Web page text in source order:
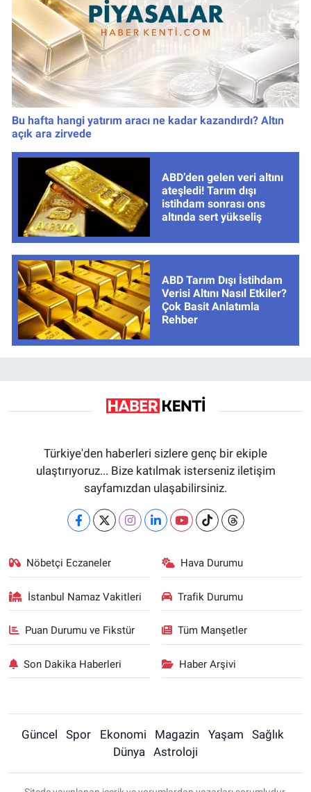
Bu hafta hangi yatırım aracı ne kadar kazandırdı? Altın
açık ara zirvede
ABD’den gelen veri altını
ateşledi! Tarım dışı
istihdam sonrası ons
altında sert yükseliş
ABD Tarım Dışı İstihdam
Verisi Altını Nasıl Etkiler?
Çok Basit Anlatımla
Rehber
Türkiye'den haberleri sizlere genç bir ekiple
ulaştırıyoruz... Bize katılmak isterseniz iletişim
sayfamızdan ulaşabilirsiniz.
Nöbetçi Eczaneler Hava Durumu
İstanbul Namaz Vakitleri Trafik Durumu
Puan Durumu ve Fikstür Tüm Manşetler
Son Dakika Haberleri Haber Arşivi
Güncel Spor Ekonomi Magazin Yaşam
Sağlık
Dünya
Astroloji